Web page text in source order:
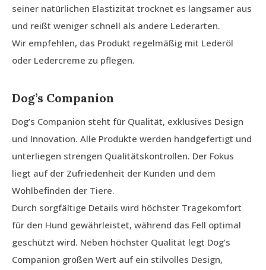
seiner natürlichen Elastizität trocknet es langsamer aus
und reißt weniger schnell als andere Lederarten.
Wir empfehlen, das Produkt regelmäßig mit Lederöl
oder Ledercreme zu pflegen.
Dog’s Companion
Dog’s Companion steht für Qualität, exklusives Design
und Innovation. Alle Produkte werden handgefertigt und
unterliegen strengen Qualitätskontrollen. Der Fokus
liegt auf der Zufriedenheit der Kunden und dem
Wohlbefinden der Tiere.
Durch sorgfältige Details wird höchster Tragekomfort
für den Hund gewährleistet, während das Fell optimal
geschützt wird. Neben höchster Qualität legt Dog’s
Companion großen Wert auf ein stilvolles Design,